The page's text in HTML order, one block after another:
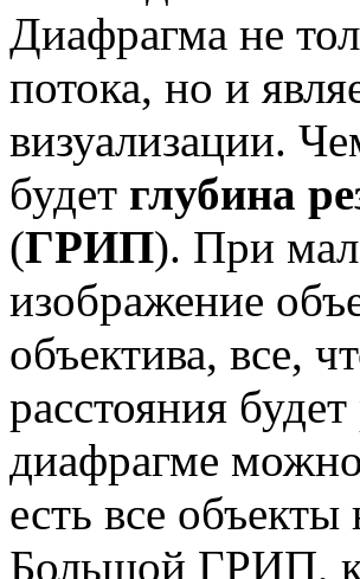
Диафрагма не
потока, но и
визуализации.
будет глубина
(ГРИП). При
изображение
объектива, все,
расстояния
диафрагме
есть все
Большой ГРИП,